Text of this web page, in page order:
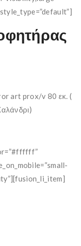
art prox/v 80 εκ. (